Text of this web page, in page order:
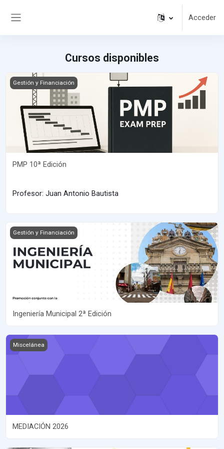
Acceder
Cursos disponibles
Imagen del curso PMP 10ª Edición
Gestión y Financiación
PMP 10ª Edición
Profesor: Juan Antonio Bautista
Imagen del curso Ingeniería Municipal 2ª Edición
Gestión y Financiación
Ingeniería Municipal 2ª Edición
Imagen del curso MEDIACIÓN 2026
Miscelánea
MEDIACIÓN 2026